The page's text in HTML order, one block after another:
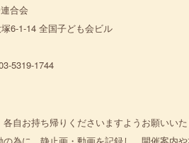
合会
6-1-14 全国子ども会ビル
5319-1744
自お持ち帰りくださいますようお願いいた